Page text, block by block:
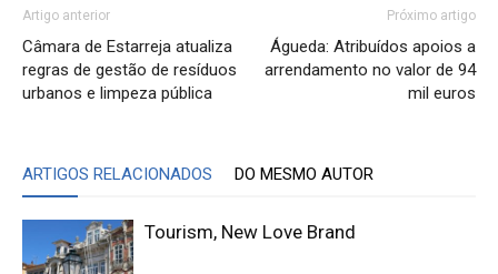
Artigo anterior
Câmara de Estarreja atualiza
regras de gestão de resíduos
urbanos e limpeza pública
Próximo artigo
Águeda: Atribuídos apoios a
arrendamento no valor de 94
mil euros
ARTIGOS RELACIONADOS DO MESMO AUTOR
Tourism, New Love Brand